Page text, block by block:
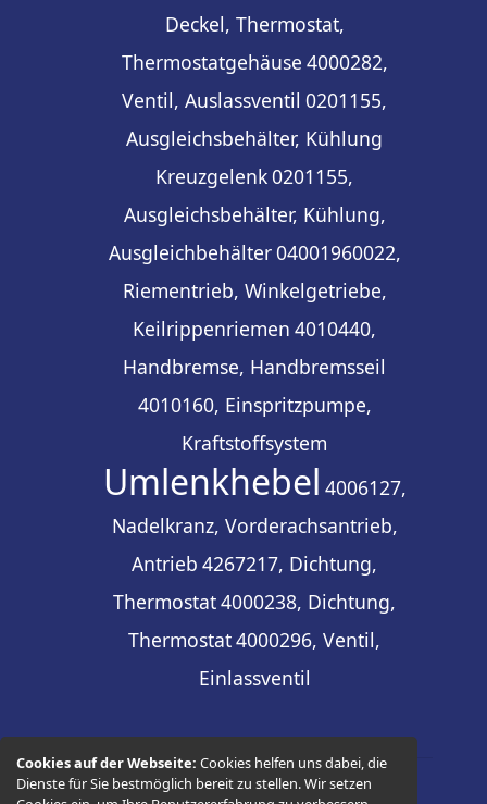
Cookies auf der Webseite:Cookies helfen uns dabei, die
Dienste für Sie bestmöglich bereit zu stellen. Wir setzen
Deckel, Thermostat,
Thermostatgehäuse 4000282,
Ventil, Auslassventil 0201155,
Ausgleichsbehälter, Kühlung
Kreuzgelenk0201155,
Ausgleichsbehälter, Kühlung,
Ausgleichbehälter04001960022,
Riementrieb, Winkelgetriebe,
Keilrippenriemen 4010440,
Handbremse, Handbremsseil
4010160, Einspritzpumpe,
Kraftstoffsystem
Umlenkhebel 4006127,
Nadelkranz, Vorderachsantrieb,
Antrieb 4267217, Dichtung,
Thermostat4000238, Dichtung,
Thermostat4000296, Ventil,
Einlassventil